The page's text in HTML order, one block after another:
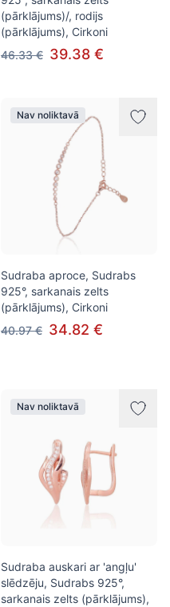
(pārklājums)/, rodijs
(pārklājums), Cirkoni
46.33 € 39.38 €
Nav noliktavā
Sudraba aproce, Sudrabs
925°, sarkanais zelts
(pārklājums), Cirkoni
40.97 € 34.82 €
Nav noliktavā
Sudraba auskari ar 'angļu'
slēdzēju, Sudrabs 925°,
sarkanais zelts (pārklājums),